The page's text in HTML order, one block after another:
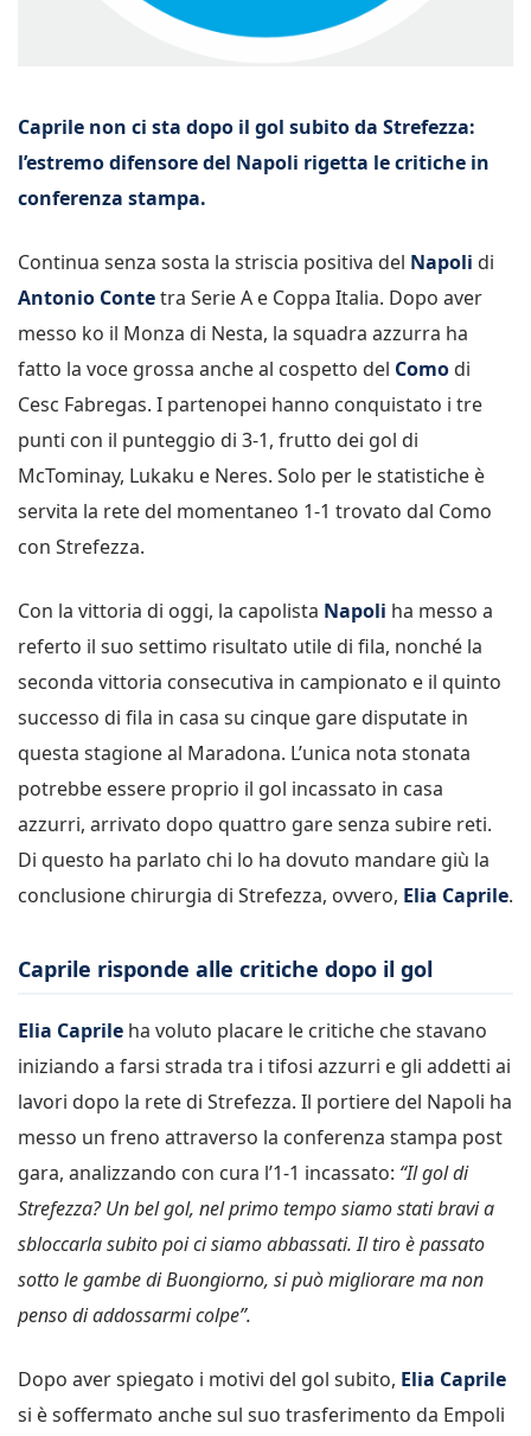
Caprile non ci sta dopo il gol subito da Strefezza:
l’estremo difensore del Napoli rigetta le critiche in
conferenza stampa.
Continua senza sosta la striscia positiva del Napoli di
Antonio Contetra Serie A e Coppa Italia. Dopo aver
messo ko il Monza di Nesta, la squadra azzurra ha
fatto la voce grossa anche al cospetto del Como di
Cesc Fabregas. I partenopei hanno conquistato i tre
punti con il punteggio di 3-1, frutto dei gol di
McTominay, Lukaku e Neres. Solo per le statistiche è
servita la rete del momentaneo 1-1 trovato dal Como
con Strefezza.
Con la vittoria di oggi, la capolista Napoli ha messo a
referto il suo settimo risultato utile di fila, nonché la
seconda vittoria consecutiva in campionato e il quinto
successo di fila in casa su cinque gare disputate in
questa stagione al Maradona. L’unica nota stonata
potrebbe essere proprio il gol incassato in casa
azzurri, arrivato dopo quattro gare senza subire reti.
Di questo ha parlato chi lo ha dovuto mandare giù la
conclusione chirurgia di Strefezza, ovvero, Elia Caprile.
Caprile risponde alle critiche dopo il gol
Elia Caprile ha voluto placare le critiche che stavano
iniziando a farsi strada tra i tifosi azzurri e gli addetti ai
lavori dopo la rete di Strefezza. Il portiere del Napoli ha
messo un freno attraverso la conferenza stampa post
gara, analizzando con cura l’1-1 incassato: “Il gol di
Strefezza? Un bel gol, nel primo tempo siamo stati bravi a
sbloccarla subito poi ci siamo abbassati. Il tiro è passato
sotto le gambe di Buongiorno, si può migliorare ma non
penso di addossarmi colpe”.
Dopo aver spiegato i motivi del gol subito, Elia Caprile
si è soffermato anche sul suo trasferimento da Empoli